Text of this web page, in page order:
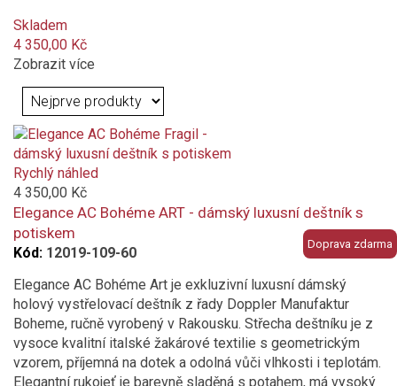
unisex
Barva
oranžová tmavá
šedá
zelená
červená
vícebarevný
bílá
Skladem
4 350,00 Kč
Zobrazit více
Doprava zdarma
Rychlý náhled
4 350,00 Kč
Elegance AC Bohéme ART - dámský luxusní deštník s
potiskem
Kód: 12019-109-60
Elegance AC Bohéme Art je exkluzivní luxusní dámský
holový vystřelovací deštník z řady Doppler Manufaktur
Boheme, ručně vyrobený v Rakousku. Střecha deštníku je z
vysoce kvalitní italské žakárové textilie s geometrickým
vzorem, příjemná na dotek a odolná vůči vlhkosti i teplotám.
Elegantní rukojeť je barevně sladěná s potahem, má vysoký